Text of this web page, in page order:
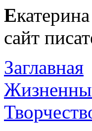
Екатерина
сайт
Заглавная